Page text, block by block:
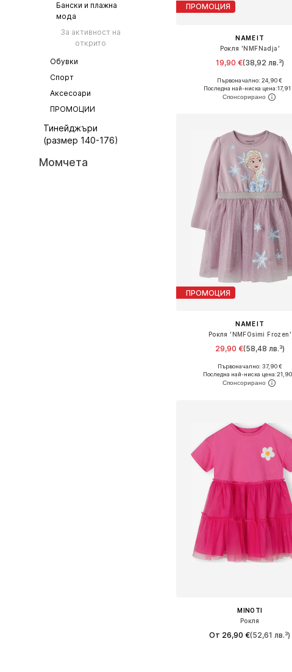
Бански и плажна
мода
За активност на
открито
Обувки
Спорт
Аксесоари
ПРОМОЦИИ
Тинейджъри
(размер 140-176)
Момчета
ПРОМОЦИЯ
NAME IT
Рокля 'NMFNadja'
19,90 €(38,92 лв.³)
+1
Предлага се в много
Добави в кошницата
Първоначално: 24,90 €
Последна най-ниска цена:17,91
ПРОМОЦИЯ
NAME IT
Рокля 'NMFOsimi Frozen'
29,90 €(58,48 лв.³)
Предлага се в много
Добави в кошницата
Първоначално: 37,90 €
Последна най-ниска цена:
MINOTI
Рокля
От 26,90 €(52,61 лв.³)